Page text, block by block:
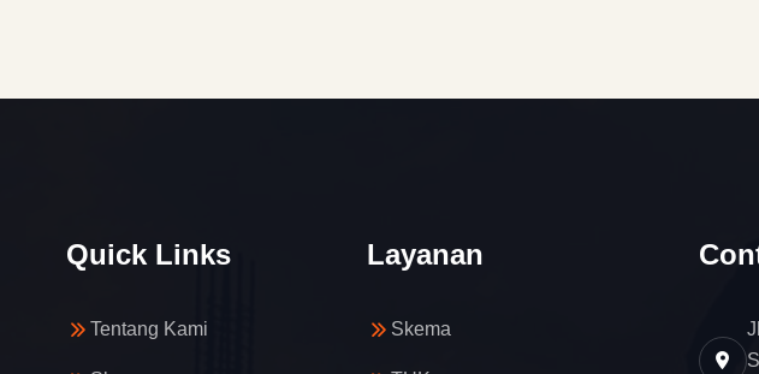
Quick Links
Tentang Kami
Layanan
Skema